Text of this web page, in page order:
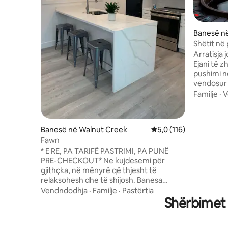
Banesë në Walnut Creek Vlerësimi mesatar 5,0
5,0 (116)
Fawn
* E RE, PA TARIFË PASTRIMI, PA PUNË
PRE-CHECKOUT* Ne kujdesemi për
gjithçka, në mënyrë që thjesht të
relaksohesh dhe të shijosh. Banesa
ndodhet në një pronë private prej
gjysmë hektarësh të rrethuar nga pemë
të mëdha të pjekura dhe natyrë. Hapa të
Vendndodhja · Familje · Pastërtia
Banesë
Shëtit në
oqeanit
Arratisja
Ejani të
pushimi
vendosur
izoluar
persona.
Familje ·